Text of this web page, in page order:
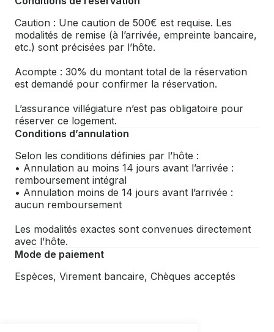
Caution : Une caution de 500€ est requise. Les
modalités de remise (à l’arrivée, empreinte bancaire,
etc.) sont précisées par l’hôte.
Acompte : 30% du montant total de la réservation
est demandé pour confirmer la réservation.
L’assurance villégiature n’est pas obligatoire pour
réserver ce logement.
Conditions d’annulation
Selon les conditions définies par l’hôte :
• Annulation au moins 14 jours avant l’arrivée :
remboursement intégral
• Annulation moins de 14 jours avant l’arrivée :
aucun remboursement
Les modalités exactes sont convenues directement
avec l’hôte.
Mode de paiement
Espèces, Virement bancaire, Chèques acceptés